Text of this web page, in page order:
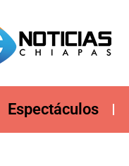
Espectáculos